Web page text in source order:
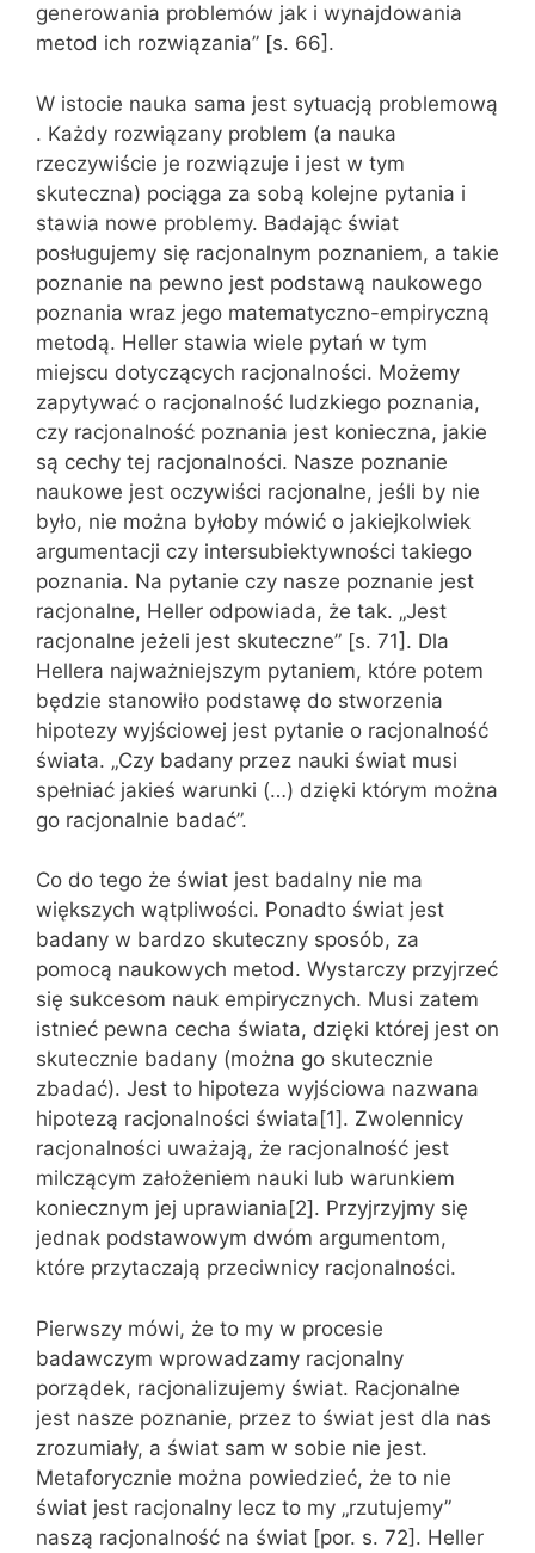
generowania problemów jak i wynajdowania
metod ich rozwiązania” [s. 66].
W istocie nauka sama jest sytuacją problemową
. Każdy rozwiązany problem (a nauka
rzeczywiście je rozwiązuje i jest w tym
skuteczna) pociąga za sobą kolejne pytania i
stawia nowe problemy. Badając świat
posługujemy się racjonalnym poznaniem, a takie
poznanie na pewno jest podstawą naukowego
poznania wraz jego matematyczno-empiryczną
metodą. Heller stawia wiele pytań w tym
miejscu dotyczących racjonalności. Możemy
zapytywać o racjonalność ludzkiego poznania,
czy racjonalność poznania jest konieczna, jakie
są cechy tej racjonalności. Nasze poznanie
naukowe jest oczywiści racjonalne, jeśli by nie
było, nie można byłoby mówić o jakiejkolwiek
argumentacji czy intersubiektywności takiego
poznania. Na pytanie czy nasze poznanie jest
racjonalne, Heller odpowiada, że tak. „Jest
racjonalne jeżeli jest skuteczne” [s. 71]. Dla
Hellera najważniejszym pytaniem, które potem
będzie stanowiło podstawę do stworzenia
hipotezy wyjściowej jest pytanie o racjonalność
świata. „Czy badany przez nauki świat musi
spełniać jakieś warunki (…) dzięki którym można
go racjonalnie badać”.
Co do tego że świat jest badalny nie ma
większych wątpliwości. Ponadto świat jest
badany w bardzo skuteczny sposób, za
pomocą naukowych metod. Wystarczy przyjrzeć
się sukcesom nauk empirycznych. Musi zatem
istnieć pewna cecha świata, dzięki której jest on
skutecznie badany (można go skutecznie
zbadać). Jest to hipoteza wyjściowa nazwana
hipotezą racjonalności świata[1]. Zwolennicy
racjonalności uważają, że racjonalność jest
milczącym założeniem nauki lub warunkiem
koniecznym jej uprawiania[2]. Przyjrzyjmy się
jednak podstawowym dwóm argumentom,
które przytaczają przeciwnicy racjonalności.
Pierwszy mówi, że to my w procesie
badawczym wprowadzamy racjonalny
porządek, racjonalizujemy świat. Racjonalne
jest nasze poznanie, przez to świat jest dla nas
zrozumiały, a świat sam w sobie nie jest.
Metaforycznie można powiedzieć, że to nie
świat jest racjonalny lecz to my „rzutujemy”
naszą racjonalność na świat [por. s. 72]. Heller